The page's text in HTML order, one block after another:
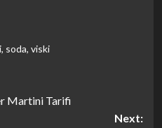
, soda, viski
Martini Tarifi
Next: